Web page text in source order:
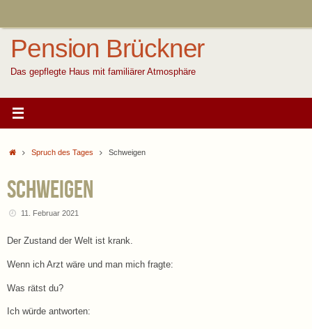
Pension Brückner
Das gepflegte Haus mit familiärer Atmosphäre
StartSpruch des Tages Schweigen
Schweigen
11. Februar 2021
Der Zustand der Welt ist krank.
Wenn ich Arzt wäre und man mich fragte:
Was rätst du?
Ich würde antworten: